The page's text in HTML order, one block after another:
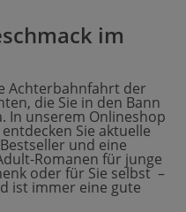
im
Achterbahnfahrt der
die Sie in den Bann
In unserem Onlineshop
Sie aktuelle
und eine
Romanen für junge
oder für Sie selbst –
ist immer eine gute